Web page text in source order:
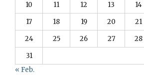
10
11 12 13 14
17
18 19 20 21
24
25 26 27 28
31
« Feb.